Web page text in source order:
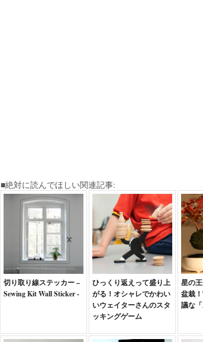
■絶対に読んでほしい関連記事:
切り取り線ステッカー –
Sewing Kit Wall Sticker -
ひっくり返えって盛り上
がる！オシャレでかわい
いウェイターさんのスタ
ッキングゲーム
星の
盆栽
議な